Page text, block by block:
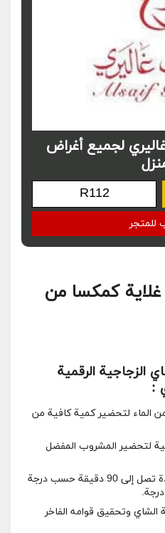
لجميع أغراض
للمتجر
غلاية كمكسا من
الزجاجية الرقمية
:
تصل إلى 1.7 لتر من الماء لتحضير كمية كافية من
⁣لتحضير المشروب المفضل
تسخين‍ المشروب المفضل لمدة تصل⁢ إلى 90 دقيقة حسب درجة
وتحقيق ‌قوامه الفاخر